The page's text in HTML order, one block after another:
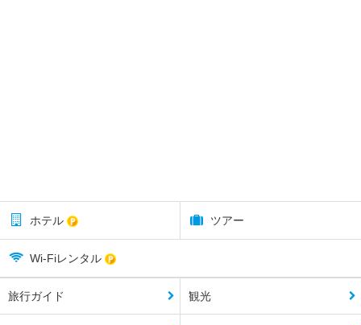
ホテル ツアー
Wi-Fiレンタル
旅行ガイド 観光